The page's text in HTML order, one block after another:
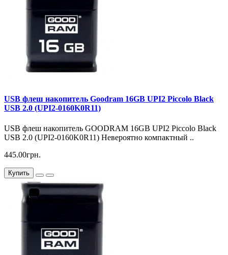
USB флеш накопитель Goodram 16GB UPI2 Piccolo Black
USB 2.0 (UPI2-0160K0R11)
USB флеш накопитель GOODRAM 16GB UPI2 Piccolo Black
USB 2.0 (UPI2-0160K0R11) Невероятно компактный ..
445.00грн.
Купить